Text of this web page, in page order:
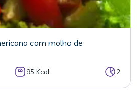
com molho de
95 Kcal 2